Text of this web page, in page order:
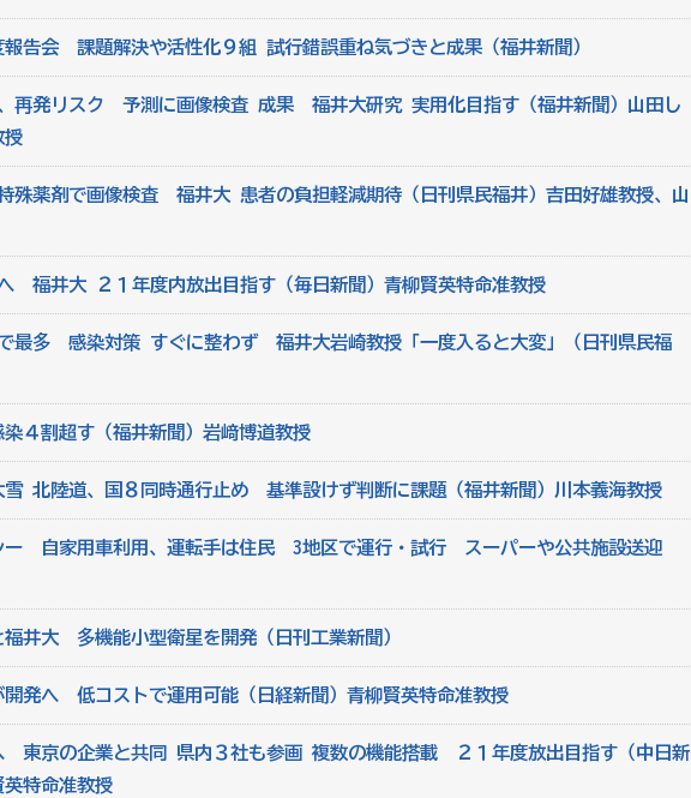
告会 課題解決や活性化９組 試行錯誤重ね気づきと成果（福井新聞）
再発リスク 予測に画像検査 成果 福井大研究 実用化目指す（福井新聞）山田し
授
薬剤で画像検査 福井大 患者の負担軽減期待（日刊県民福井）吉田好雄教授、山
福井大 ２１年度内放出目指す（毎日新聞）青柳賢英特命准教授
最多 感染対策 すぐに整わず 福井大岩崎教授「一度入ると大変」（日刊県民福
４割超す（福井新聞）岩﨑博道教授
北陸道、国８同時通行止め 基準設けず判断に課題（福井新聞）川本義海教授
ー 自家用車利用、運転手は住民 3地区で運行・試行 スーパーや公共施設送迎
井大 多機能小型衛星を開発（日刊工業新聞）
発へ 低コストで運用可能（日経新聞）青柳賢英特命准教授
東京の企業と共同 県内３社も参画 複数の機能搭載 ２１年度放出目指す（中日新
英特命准教授